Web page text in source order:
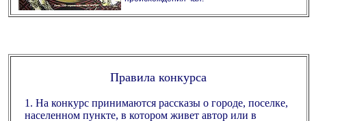
Правила конкурса
1. На конкурс принимаются рассказы о городе, поселке,
населенном пункте, в котором живет автор или в